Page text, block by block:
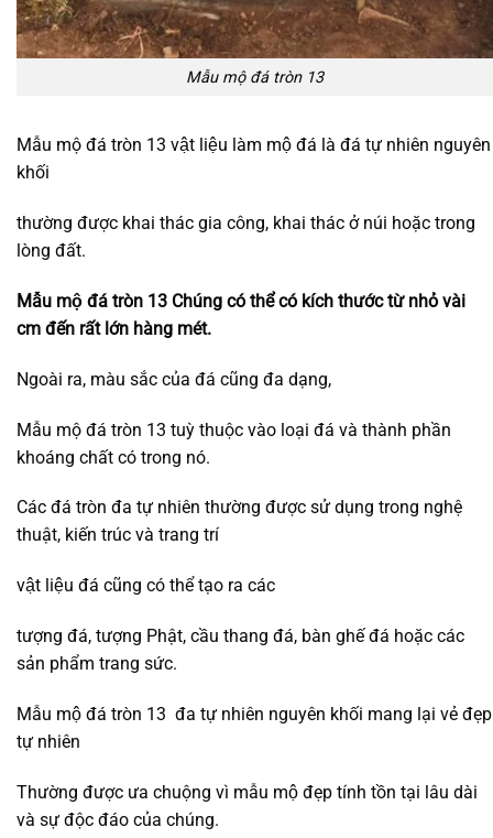
Mẫu mộ đá tròn 13
Mẫu mộ đá tròn 13 vật liệu làm mộ đá là đá tự nhiên nguyên
khối
thường được khai thác gia công, khai thác ở núi hoặc trong
lòng đất.
Mẫu mộ đá tròn 13 Chúng có thể có kích thước từ nhỏ vài
cm đến rất lớn hàng mét.
Ngoài ra, màu sắc của đá cũng đa dạng,
Mẫu mộ đá tròn 13 tuỳ thuộc vào loại đá và thành phần
khoáng chất có trong nó.
Các đá tròn đa tự nhiên thường được sử dụng trong nghệ
thuật, kiến trúc và trang trí
vật liệu đá cũng có thể tạo ra các
tượng đá, tượng Phật, cầu thang đá, bàn ghế đá hoặc các
sản phẩm trang sức.
Mẫu mộ đá tròn 13 đa tự nhiên nguyên khối mang lại vẻ đẹp
tự nhiên
Thường được ưa chuộng vì mẫu mộ đẹp tính tồn tại lâu dài
và sự độc đáo của chúng.